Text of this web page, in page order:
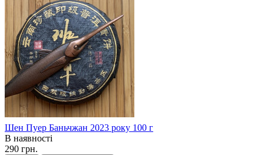
Шен Пуер Баньчжан 2023 року 100 г
В наявності
290 грн.